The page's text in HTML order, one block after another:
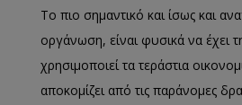
Το πιο σημαντικό και ίσως και
οργάνωση, είναι φυσικά να έχει
χρησιμοποιεί τα τεράστια
αποκομίζει από τις παράνομες